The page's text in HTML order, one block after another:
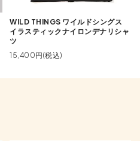
WILD THINGS ワイルドシングス
イラスティックナイロンデナリシャ
ツ
15,400円(税込)